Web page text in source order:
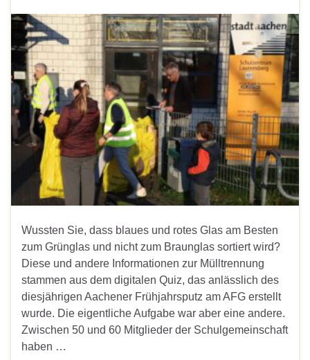
Wussten Sie, dass blaues und rotes Glas am Besten
zum Grünglas und nicht zum Braunglas sortiert wird?
Diese und andere Informationen zur Mülltrennung
stammen aus dem digitalen Quiz, das anlässlich des
diesjährigen Aachener Frühjahrsputz am AFG erstellt
wurde. Die eigentliche Aufgabe war aber eine andere.
Zwischen 50 und 60 Mitglieder der Schulgemeinschaft
haben …